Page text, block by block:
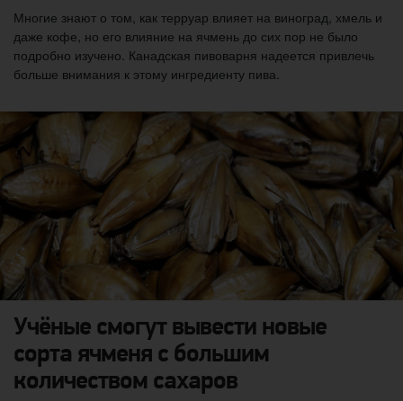
Многие знают о том, как терруар влияет на виноград, хмель и
даже кофе, но его влияние на ячмень до сих пор не было
подробно изучено. Канадская пивоварня надеется привлечь
больше внимания к этому ингредиенту пива.
Учёные смогут вывести новые
сорта ячменя с большим
количеством сахаров